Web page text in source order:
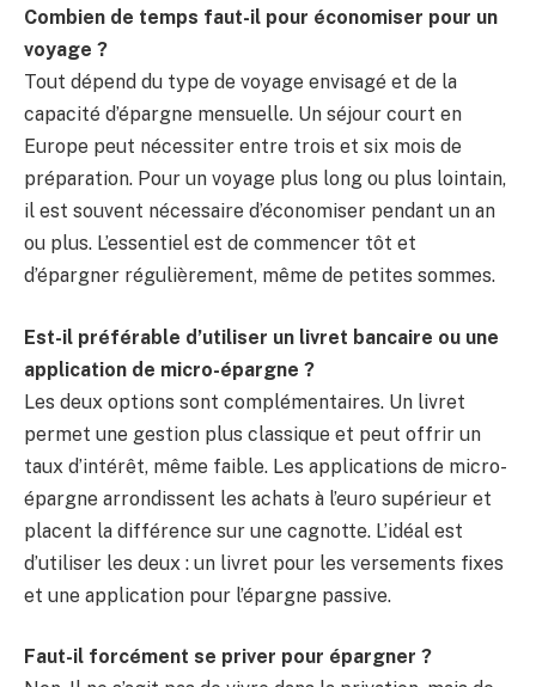
Combien de temps faut-il pour économiser pour un
voyage ?
Tout dépend du type de voyage envisagé et de la
capacité d’épargne mensuelle. Un séjour court en
Europe peut nécessiter entre trois et six mois de
préparation. Pour un voyage plus long ou plus lointain,
il est souvent nécessaire d’économiser pendant un an
ou plus. L’essentiel est de commencer tôt et
d’épargner régulièrement, même de petites sommes.
Est-il préférable d’utiliser un livret bancaire ou une
application de micro-épargne ?
Les deux options sont complémentaires. Un livret
permet une gestion plus classique et peut offrir un
taux d’intérêt, même faible. Les applications de micro-
épargne arrondissent les achats à l’euro supérieur et
placent la différence sur une cagnotte. L’idéal est
d’utiliser les deux : un livret pour les versements fixes
et une application pour l’épargne passive.
Faut-il forcément se priver pour épargner ?